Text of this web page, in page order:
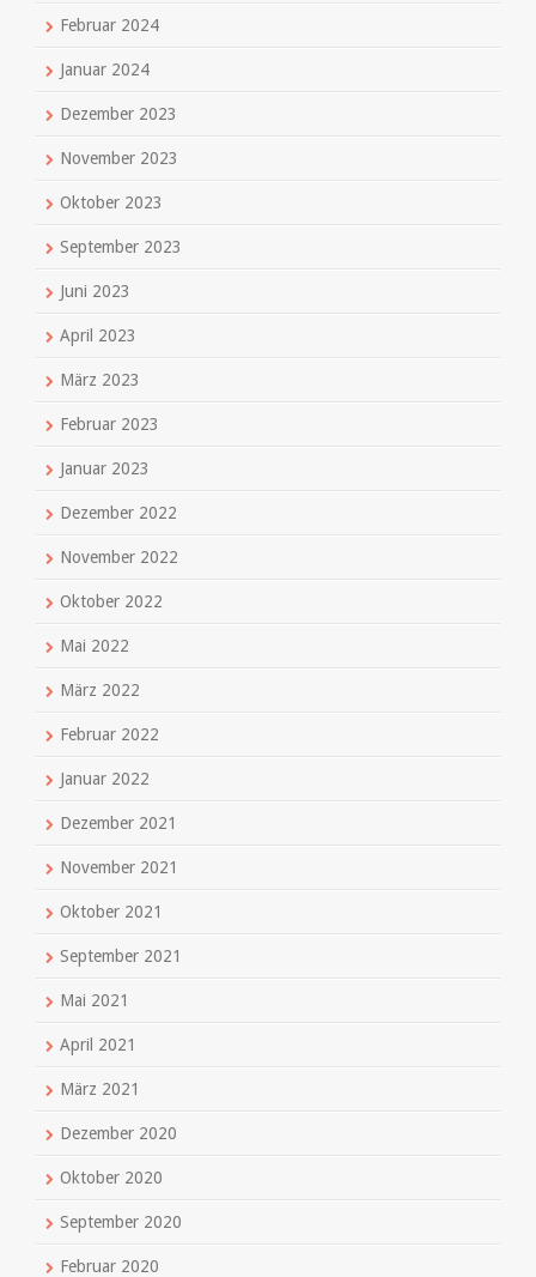
Februar 2024
Januar 2024
Dezember 2023
November 2023
Oktober 2023
September 2023
Juni 2023
April 2023
März 2023
Februar 2023
Januar 2023
Dezember 2022
November 2022
Oktober 2022
Mai 2022
März 2022
Februar 2022
Januar 2022
Dezember 2021
November 2021
Oktober 2021
September 2021
Mai 2021
April 2021
März 2021
Dezember 2020
Oktober 2020
September 2020
Februar 2020